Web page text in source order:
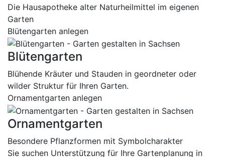
Die Hausapotheke alter Naturheilmittel im eigenen
Garten
Blütengarten anlegen
Blütengarten
Blühende Kräuter und Stauden in geordneter oder
wilder Struktur für Ihren Garten.
Ornamentgarten anlegen
Ornamentgarten
Besondere Pflanzformen mit Symbolcharakter
Sie suchen Unterstützung für Ihre Gartenplanung in